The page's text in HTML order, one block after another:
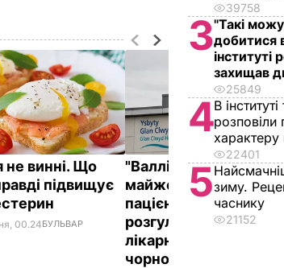
не винні. Що
підвищує
00.24БУЛЬВАР
"Валлійський упир"
майже годину лякав
пацієнтів,
розгулюючи на даху
лікарні з косою і в
чорному балахоні
39758
3"Такі
добитися
інституті
захищав
25849
4В
22401
5зиму.
часнику
21152